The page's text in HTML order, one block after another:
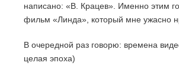
написано: «В. Крацев». Именно этим
фильм «Линда», который мне ужасно
В очередной раз говорю: времена
целая эпоха)